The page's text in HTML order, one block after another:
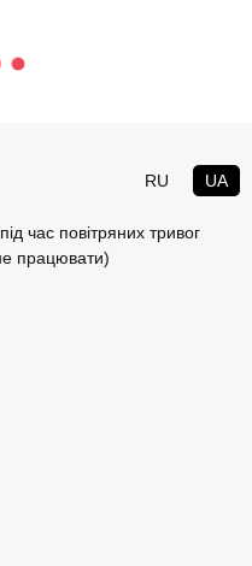
RU UA
час повітряних тривог
працювати)